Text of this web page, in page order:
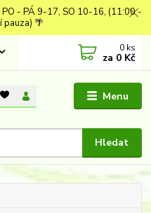
PO - PÁ 9-17, SO 10-16, (11:00 -
pauza) 🌴
Menu
Hledat
0 ks
za 0 Kč